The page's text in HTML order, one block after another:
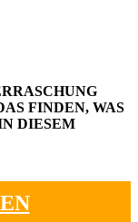
FINDEN, WAS
DIESEM